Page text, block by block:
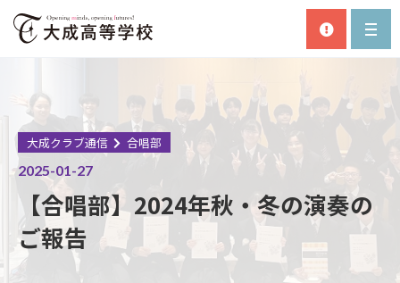
大成クラブ通信
合唱部
2025-01-27
【合唱部】2024年秋・冬の演奏の
ご報告